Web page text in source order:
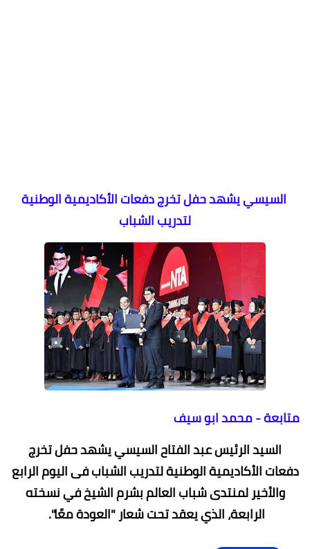
السيسي يشهد حفل تخرج دفعات الأكاديمية الوطنية
لتدريب الشباب
متابعة - محمد ابو سيف
السيد الرئيس عبد الفتاح السيسي يشهد حفل تخرج
دفعات الأكاديمية الوطنية لتدريب الشباب فى اليوم الرابع
والأخير لمنتدى شباب العالم بشرم الشيخ في نسخته
الرابعة، الذي يعقد تحت شعار "العودة معًا".